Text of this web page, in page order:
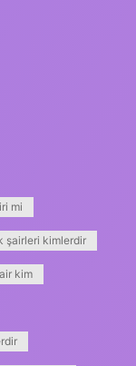
mi
şairleri kimlerdir
kim